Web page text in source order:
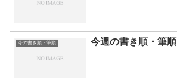
今の書き順・筆順 今週の書き順・筆順